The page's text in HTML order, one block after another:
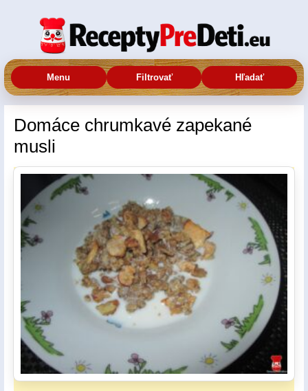
Menu Filtrovať Hľadať
Domáce chrumkavé zapekané
musli